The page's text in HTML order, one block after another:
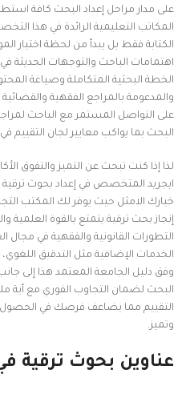
على مدار مراحل إعداد البحث كافة
المكاتب التعليمية الرائدة في هذا
الكتابة فقط بل يبدأ من لحظة اختيار
اهتمامات الباحث والتوجهات الحديثة
الخطة البحثية المتكاملة وصياغة
والمدعومة بالمراجع الفقهية
على التواصل المستمر مع الباحث
البحث بما يواكب معايير لجان التقييم
لذا إذا كنت تبحث عن التميز والتفوق
خيارك الامثل حيث يوفر لك المكتب
إنجاز بحث ترقية يتمتع بالقوة العلمية
التطورات القانونية والفقهية في مجال
الخدمات الإضافية مثل التدقيق
وفق دليل الجامعة المعتمد هذا إلى
البحث لضمان التجاوب الفوري مع أية
التقييم مما يضاعف فرصك في الحصول
وتميز.
عناوين بحوث ترقية